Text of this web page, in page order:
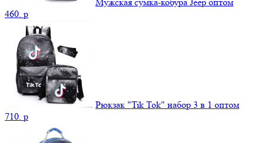
460. p
Рюкзак "Tik Tok" набор 3 в 1 оптом
710. p